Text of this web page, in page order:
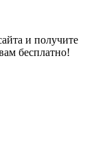
и получите
бесплатно!